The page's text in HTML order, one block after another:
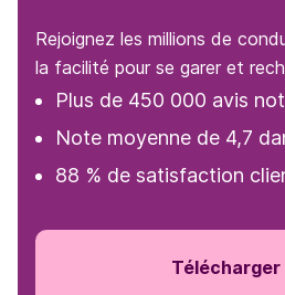
Rejoignez les millions de
la facilité pour se garer et
Plus de 450 000 avis
Note moyenne de 4,7
88 % de satisfaction
Télécharger